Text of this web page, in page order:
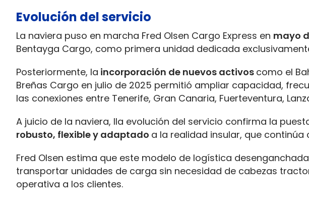
Evolución del servicio
La naviera puso en marcha Fred Olsen Cargo Express en mayo
Bentayga Cargo, como primera unidad dedicada
Posteriormente, la incorporación de nuevos activos como el
Breñas Cargo en julio de 2025 permitió ampliar capacidad,
las conexiones entre Tenerife, Gran Canaria, Fuerteventura,
A juicio de la naviera, lla evolución del servicio confirma la
robusto, flexible y adaptado a la realidad insular, que
Fred Olsen estima que este modelo de logística
transportar unidades de carga sin necesidad de cabezas
operativa a los clientes.